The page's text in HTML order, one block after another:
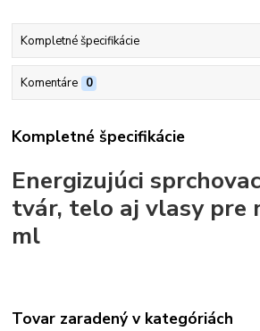
Kompletné špecifikácie
Komentáre 0
Kompletné špecifikácie
Energizujúci
tvár, telo aj vlasy pre
ml
Tovar zaradený v kategóriách